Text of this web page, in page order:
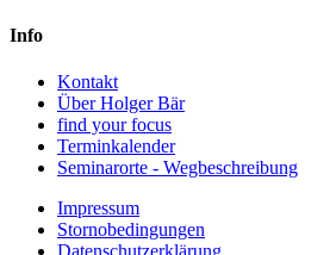
Info
Kontakt
Über Holger Bär
find your focus
Terminkalender
Seminarorte - Wegbeschreibung
Impressum
Stornobedingungen